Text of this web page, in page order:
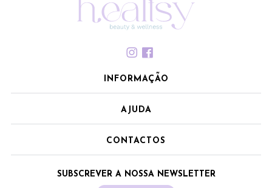
INFORMAÇÃO
AJUDA
CONTACTOS
SUBSCREVER A NOSSA NEWSLETTER